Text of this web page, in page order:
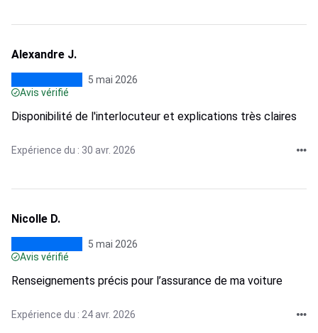
Alexandre J.
5 mai 2026
Avis vérifié
Disponibilité de l'interlocuteur et explications très claires
Expérience du : 30 avr. 2026
Nicolle D.
5 mai 2026
Avis vérifié
Renseignements précis pour l’assurance de ma voiture
Expérience du : 24 avr. 2026